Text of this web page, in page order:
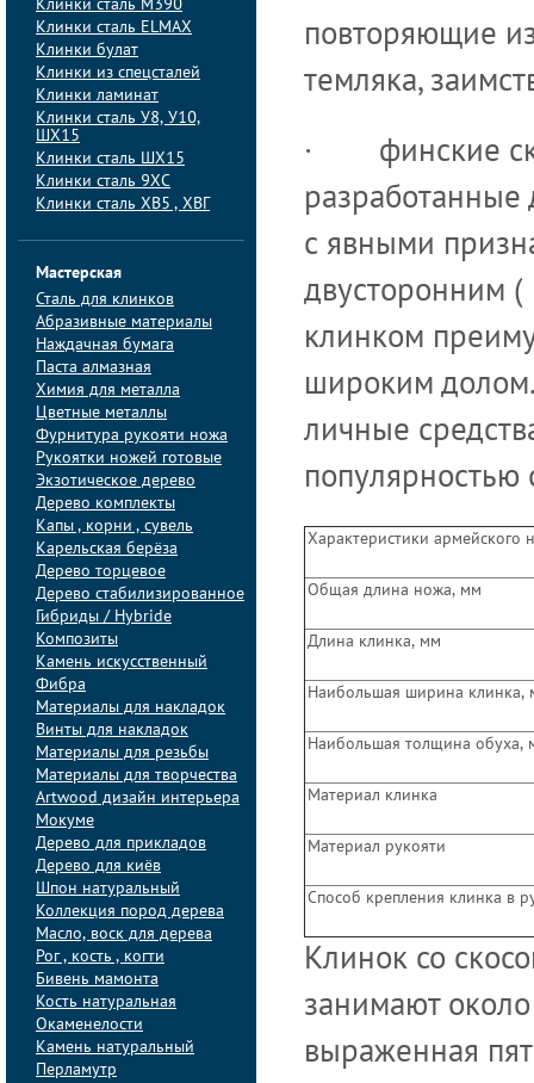
Клинки сталь M390
Клинки сталь ELMAX
Клинки булат
Клинки из спецсталей
Клинки ламинат
Клинки сталь У8, У10,
ШХ15
Клинки сталь ШХ15
Клинки сталь 9ХС
Клинки сталь ХВ5 , ХВГ
Мастерская
Сталь для клинков
Абразивные материалы
Наждачная бумага
Паста алмазная
Химия для металла
Цветные металлы
Фурнитура рукояти ножа
Рукоятки ножей готовые
Экзотическое дерево
Дерево комплекты
Капы , корни , сувель
Карельская берёза
Дерево торцевое
Дерево стабилизированное
Гибриды / Hybride
Композиты
Камень искусственный
Фибра
Материалы для накладок
Винты для накладок
Материалы для резьбы
Материалы для творчества
Artwood дизайн интерьера
Мокуме
Дерево для прикладов
Дерево для киёв
Шпон натуральный
Коллекция пород дерева
Масло, воск для дерева
Рог , кость , когти
Бивень мамонта
Кость натуральная
Окаменелости
Камень натуральный
Перламутр
повторяющие
темляка,
· финские
разработанные
с явными
двусторонним
клинком
широким
личные
популярностью
Характеристики армейского
Общая длина ножа, мм
Длина клинка, мм
Наибольшая ширина клинка,
Наибольшая толщина обуха,
Материал клинка
Материал рукояти
Способ крепления клинка в
Клинок со
занимают
выраженная